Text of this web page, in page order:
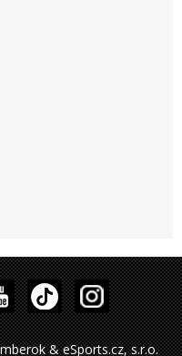
& eSports.cz, s.r.o.